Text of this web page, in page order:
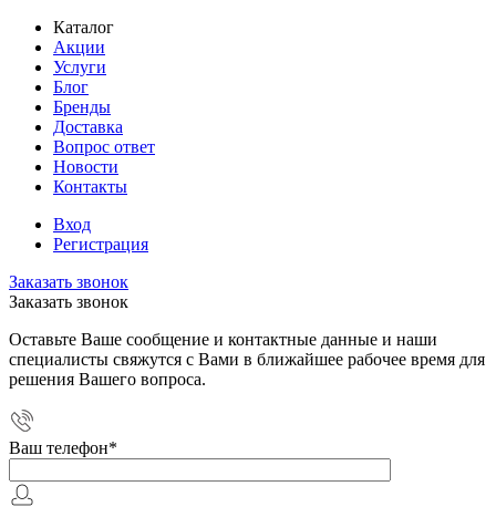
Каталог
Акции
Услуги
Блог
Бренды
Доставка
Вопрос ответ
Новости
Контакты
Вход
Регистрация
Заказать звонок
Заказать звонок
Оставьте Ваше сообщение и контактные данные и наши
специалисты свяжутся с Вами в ближайшее рабочее время для
решения Вашего вопроса.
Ваш телефон*